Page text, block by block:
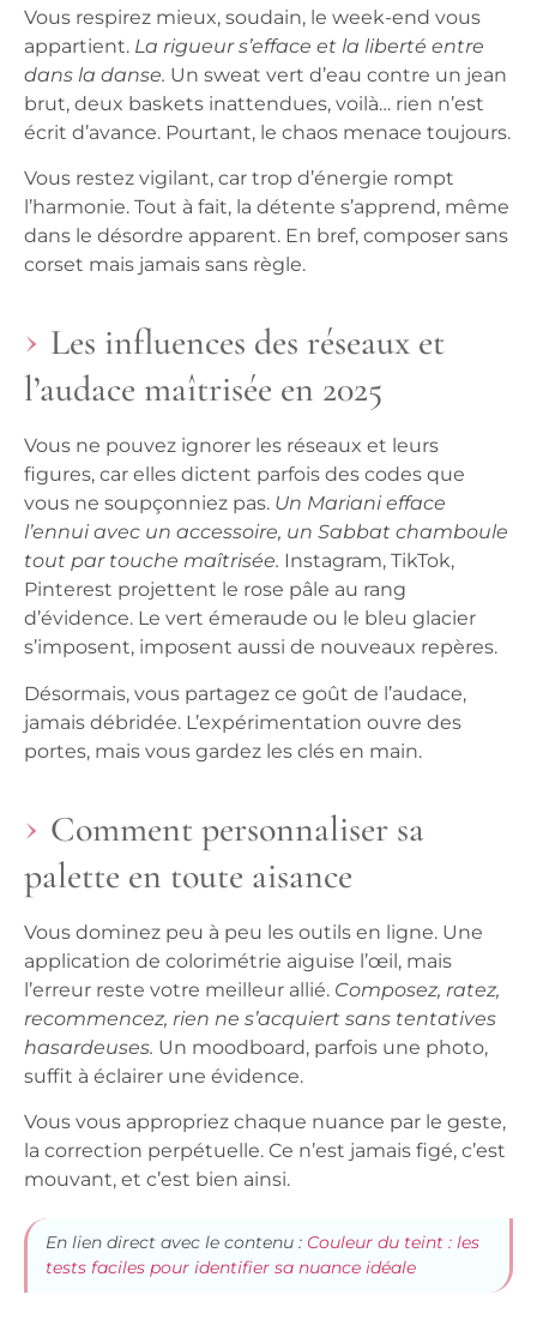
Vous respirez mieux, soudain, le week-end vous
appartient. La rigueur s’efface et la liberté entre
dans la danse. Un sweat vert d’eau contre un jean
brut, deux baskets inattendues, voilà… rien n’est
écrit d’avance. Pourtant, le chaos menace toujours.
Vous restez vigilant, car trop d’énergie rompt
l’harmonie. Tout à fait, la détente s’apprend, même
dans le désordre apparent. En bref, composer sans
corset mais jamais sans règle.
Les influences des réseaux et
l’audace maîtrisée en 2025
Vous ne pouvez ignorer les réseaux et leurs
figures, car elles dictent parfois des codes que
vous ne soupçonniez pas. Un Mariani efface
l’ennui avec un accessoire, un Sabbat chamboule
tout par touche maîtrisée. Instagram, TikTok,
Pinterest projettent le rose pâle au rang
d’évidence. Le vert émeraude ou le bleu glacier
s’imposent, imposent aussi de nouveaux repères.
Désormais, vous partagez ce goût de l’audace,
jamais débridée. L’expérimentation ouvre des
portes, mais vous gardez les clés en main.
Comment personnaliser sa
palette en toute aisance
Vous dominez peu à peu les outils en ligne. Une
application de colorimétrie aiguise l’œil, mais
l’erreur reste votre meilleur allié. Composez, ratez,
recommencez, rien ne s’acquiert sans tentatives
hasardeuses. Un moodboard, parfois une photo,
suffit à éclairer une évidence.
Vous vous appropriez chaque nuance par le geste,
la correction perpétuelle. Ce n’est jamais figé, c’est
mouvant, et c’est bien ainsi.
En lien direct avec le contenu : Couleur du teint : les
tests faciles pour identifier sa nuance idéale